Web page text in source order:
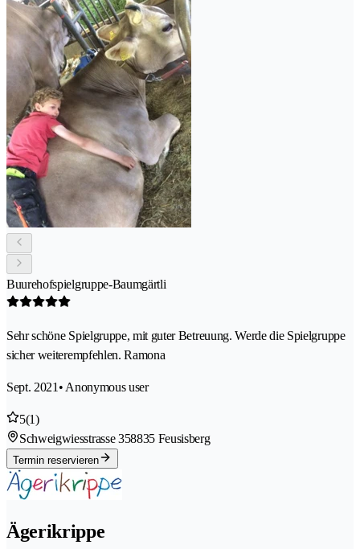
Buurehofspielgruppe-Baumgärtli
Sehr schöne Spielgruppe, mit guter Betreuung. Werde die Spielgruppe
sicher weiterempfehlen. Ramona
Sept. 2021 • Anonymous user
5(1)
Schweigwiesstrasse 358835 Feusisberg
Termin reservieren
Ägerikrippe